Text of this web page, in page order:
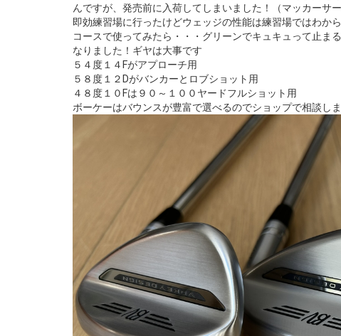
んですが、発売前に入荷してしまいました！（マッカーサ
即効練習場に行ったけどウェッジの性能は練習場ではわか
コースで使ってみたら・・・グリーンでキュキュって止ま
なりました！ギヤは大事です
５４度１４Fがアプローチ用
５８度１２Dがバンカーとロブショット用
４８度１０Fは９０～１００ヤードフルショット用
ボーケーはバウンスが豊富で選べるのでショップで相談しま